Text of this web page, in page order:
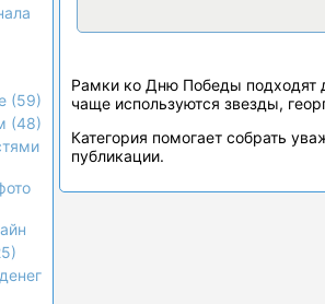
(59)
(48)
Рамки ко Дню Победы подходят
чаще используются звезды,
Категория помогает собрать
публикации.